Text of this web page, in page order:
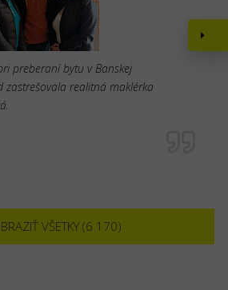
preberaní bytu v Banskej
zastrešovala realitná maklérka
VŠETKY (6 170)